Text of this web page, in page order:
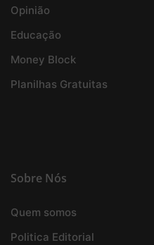
Opinião
Educação
Money Block
Planilhas Gratuitas
Sobre Nós
Quem somos
Politica Editorial